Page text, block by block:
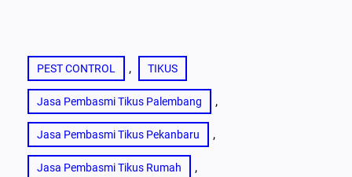
PEST CONTROL , TIKUS
Jasa Pembasmi Tikus Palembang ,
Jasa Pembasmi Tikus Pekanbaru ,
Jasa Pembasmi Tikus Rumah ,